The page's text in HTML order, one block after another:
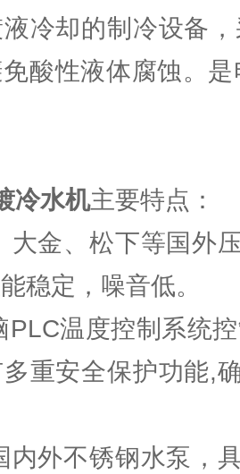
冷却的制冷设备
酸性液体腐蚀。
冷水机主要特点：
大金、松下等国外
稳定，噪音低。
PLC温度控制系统
重安全保护功能,
内外不锈钢水泵，